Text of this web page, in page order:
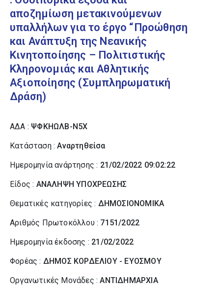
αποζημίωση μετακινούμενων
υπαλλήλων για το έργο “Προώθηση
και Ανάπτυξη της Νεανικής
Κινητοποίησης – Πολιτιστικής
Κληρονομιάς και Αθλητικής
Αξιοποίησης (Συμπληρωματική
Δράση)
ΑΔΑ : ΨΦΚΗΩΛΒ-Ν5Χ
Κατάσταση :Αναρτηθείσα
Ημερομηνία ανάρτησης : 21/02/2022 09:02:22
Είδος : ΑΝΑΛΗΨΗ ΥΠΟΧΡΕΩΣΗΣ
Θεματικές κατηγορίες : ΔΗΜΟΣΙΟΝΟΜΙΚΑ
Αριθμός Πρωτοκόλλου : 7151/2022
Ημερομηνία έκδοσης : 21/02/2022
Φορέας : ΔΗΜΟΣ ΚΟΡΔΕΛΙΟΥ - ΕΥΟΣΜΟΥ
Οργανωτικές Μονάδες :ΑΝΤΙΔΗΜΑΡΧΙΑ